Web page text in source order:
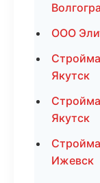
ООО
Якутск
Якутск
Ижевск